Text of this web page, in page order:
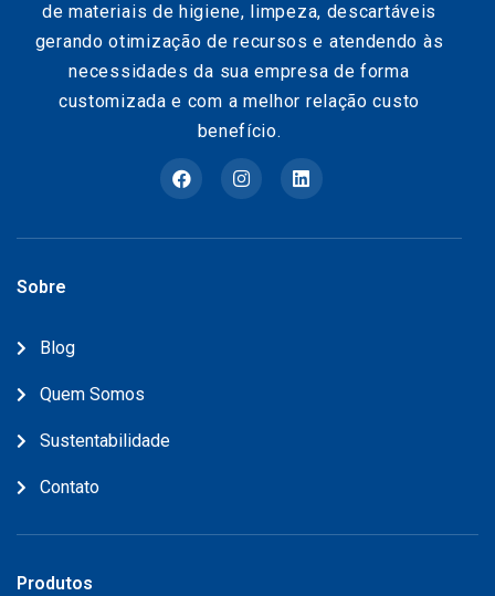
de materiais de higiene, limpeza, descartáveis
gerando otimização de recursos e atendendo às
necessidades da sua empresa de forma
customizada e com a melhor relação custo
benefício.
Sobre
Blog
Quem Somos
Sustentabilidade
Contato
Produtos